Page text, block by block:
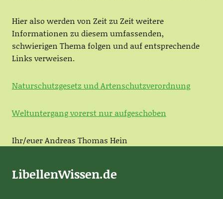
Hier also werden von Zeit zu Zeit weitere
Informationen zu diesem umfassenden,
schwierigen Thema folgen und auf entsprechende
Links verweisen.
Naturschutzgesetz und Artenschutzverordnung
Weltuntergang vorerst nur aufgeschoben
Ihr/euer Andreas Thomas Hein
LibellenWissen.de